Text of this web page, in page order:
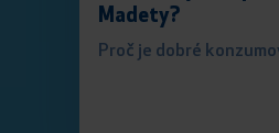
Madety?
Proč je dobré